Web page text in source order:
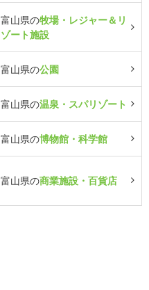
富山県の牧場・レジャー＆リ
ゾート施設
富山県の公園
富山県の温泉・スパリゾート
富山県の博物館・科学館
富山県の商業施設・百貨店